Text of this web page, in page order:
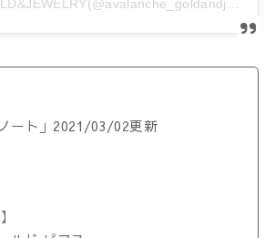
ート」2021/03/02更新